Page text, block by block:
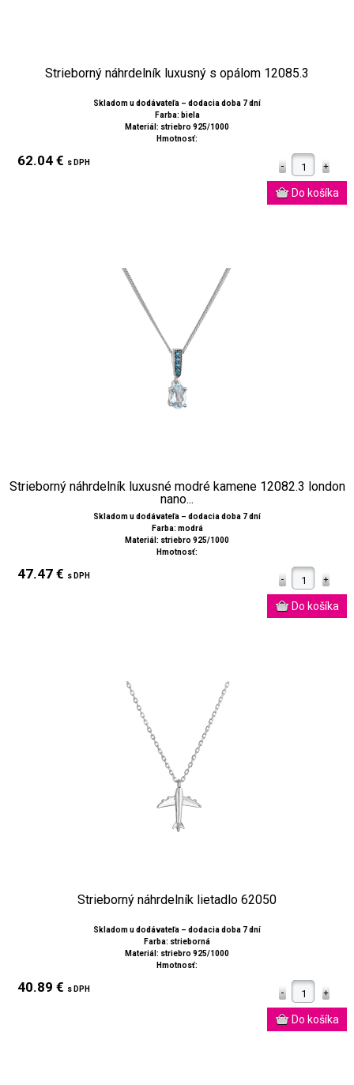
Strieborný náhrdelník luxusný s opálom 12085.3
Skladom u dodávateľa – dodacia doba 7 dní
Farba: biela
Materiál: striebro 925/1000
Hmotnosť:
62.04 € s DPH
Strieborný náhrdelník luxusné modré kamene 12082.3 london
nano...
Skladom u dodávateľa – dodacia doba 7 dní
Farba: modrá
Materiál: striebro 925/1000
Hmotnosť:
47.47 € s DPH
Strieborný náhrdelník lietadlo 62050
Skladom u dodávateľa – dodacia doba 7 dní
Farba: strieborná
Materiál: striebro 925/1000
Hmotnosť:
40.89 € s DPH